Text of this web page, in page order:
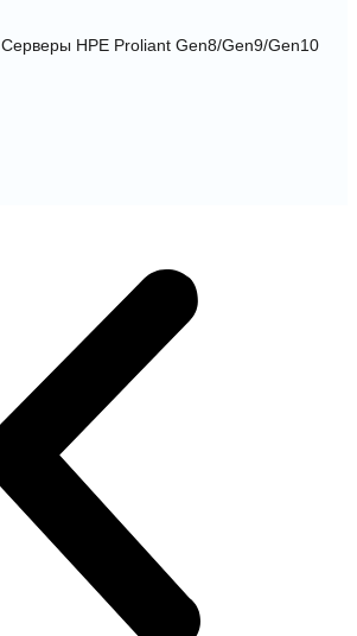
Серверы HPE Proliant Gen8/Gen9/Gen10